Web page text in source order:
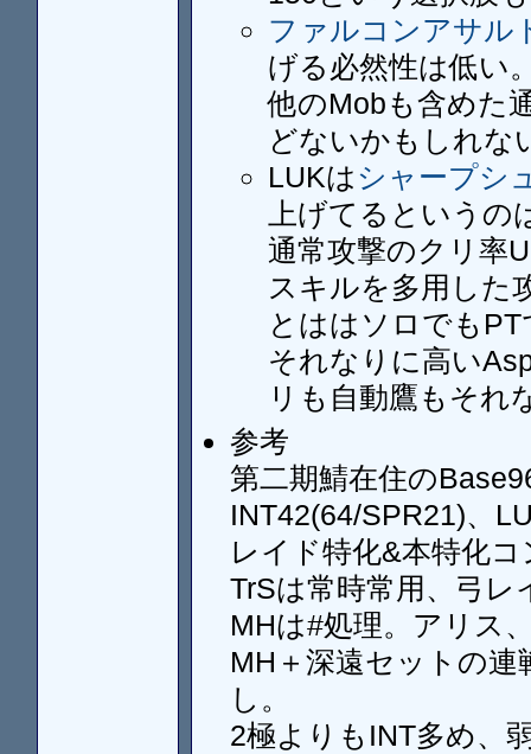
ファルコンアサル
げる必然性は低い
他のMobも含めた
どないかもしれな
LUKはシャープシ
上げてるというの
通常攻撃のクリ率
スキルを多用した
とははソロでも
それなりに高い
リも自動鷹もそれ
参考
第二期鯖在住の
INT42(64/SPR21)、
レイド特化&本特化
TrSは常時常用、弓
MHは#処理。アリス
MH＋深遠セットの
し。
2極よりもINT多め、